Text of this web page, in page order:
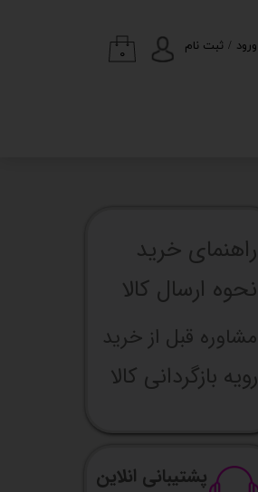
ورود / ثبت نام
۰
راهنما​​​​​​​​​​​​​​ی خرید
نحوه ارسال کالا
مشاوره قبل از خرید
رویه بازگردانی کالا
پشتیبانی انلاین